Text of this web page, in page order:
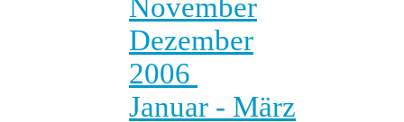
November
Dezember
2006
Januar - März